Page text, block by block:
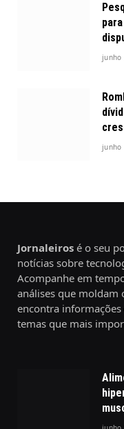
junho
junho
Jornaleiros é o seu
notícias sobre
Acompanhe em
análises que moldam
encontra
temas que mais